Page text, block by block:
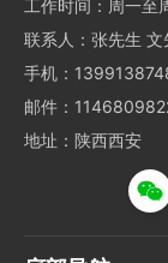
工作时间：周一
联系人：张先生 文
手机：
邮件：
地址：陕西西安